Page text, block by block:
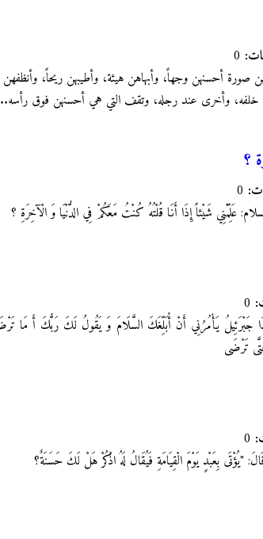
صورة أحسنهن وجهاً، وأبهاهن هيئة، وأطيبهن ريحاً،
خلفه، وأخرى عند رجله، وتقف التي هي أحسنهن فوق
؟
عَلِّمْنِي‏ شَيْئاً إِذَا أَنَا قُلْتُهُ كُنْتُ مَعَكُمْ فِي الدُّنْيَا وَ الْآخِرَةِ ؟
هَذَا جَبْرَئِيلُ يَأْمُرُنِي أَنْ أُبَلِّغَكَ السَّلَامَ وَ يَقُولُ لَكَ رَبُّكَ أَ
تَرْضَى
"يُؤْتَى بِعَبْدٍ يَوْمَ الْقِيَامَةِ فَيُقَالُ لَهُ اذْكُرْ هَلْ لَكَ حَسَنَةٌ؟